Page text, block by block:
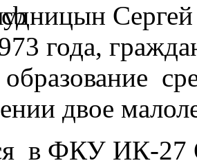
года,
двое
в ФКУ ИК-